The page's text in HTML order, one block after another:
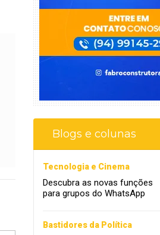
Blogs e colunas
Tecnologia e Cinema
Descubra as novas funções
para grupos do WhatsApp
Bastidores da Política